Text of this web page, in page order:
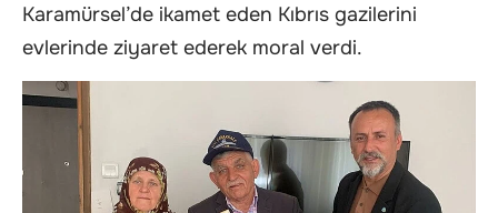
Karamürsel’de ikamet eden Kıbrıs gazilerini
evlerinde ziyaret ederek moral verdi.